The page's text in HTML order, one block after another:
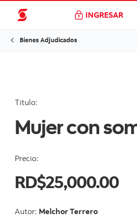
INGRESAR
Bienes Adjudicados
Titulo:
Mujer con
Precio:
RD$25,000.00
Autor: Melchor Terrero